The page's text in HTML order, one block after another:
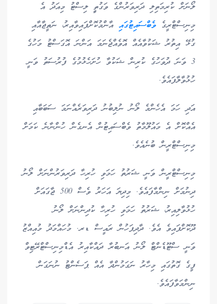
ލޯނަށް ކުރިމަތިލި ދަރިވަރުންގެ ވަގުތީީ ލިސްޓު މިއަދު އެ
މިނިސްޓްރީގެ ވެބްސައިޓުގައި އާންމުކޮށްފައިވާއިރު، ނަތީޖާއާއި
ގުޅޭ އިތުރު ޝަކުވާއެއް އޮވެއްޖެނަމަ އަންނަ އޮގަސްޓު މަހުގެ
3 ވަނަ ދުވަހުގެ ކުރިން ޝަކުވާ ހުށަހެޅުމުގެ ފުރުސަތު ވަނީ
ހުޅުވާލާފައެވެ.
އަދި ހަމަ އެހެންމެ ލޯނު ނުލިބުނު ދަރިވަރެއްނަމަ ސަބަބާއި
އެއްކޮށް އެ މައުލޫމާތު ވެބްސައިޓުން އެނގެން ހުންނާނެ ކަމަށް
މިނިސްޓްރީން ބުނެއެވެ.
މިނިސްޓްރީން ވަނީ ޝަރުތު ހަމަވި ހުރިހާ ދަރިވަރުންނަށް ލޯނު
ދިނުމަށް ނިންމާފައެވެ. މިދިޔަ އަހަރު ވެސް 500 ޖާގައަށް
ހުޅުވާލިއިރު، ޝަރުތު ހަމަވި ހުރިހާ ކުދިންނަށް ލޯނު
ދޫކޮށްފައިވެ އެވެ. ދާދިފަހުން ރައީސް ޑރ. މުހައްމަދު މުއިއްޒު
ވަނީ ސްޓޫޑެންޓް ލޯނު އަނބުރާ ދައްކާއިރު އެޑްމިނިސްޓްރޭޓިވް
ފީގެ ގޮތުގައި މިހާރު ނަގަމުންދާ އެއް ޕަސެންޓު ނުނަގަން
ނިންމަވާފައެވެ.